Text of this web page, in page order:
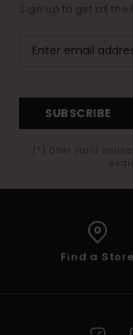
Sign up to get all the
SUBSCRIBE
(*) Offer valid
Find a Store